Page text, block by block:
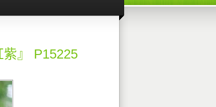
』 P15225